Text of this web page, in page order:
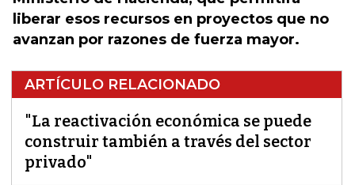
liberar esos recursos en proyectos que no
avanzan por razones de fuerza mayor.
ARTÍCULO RELACIONADO
"La reactivación económica se puede
construir también a través del sector
privado"